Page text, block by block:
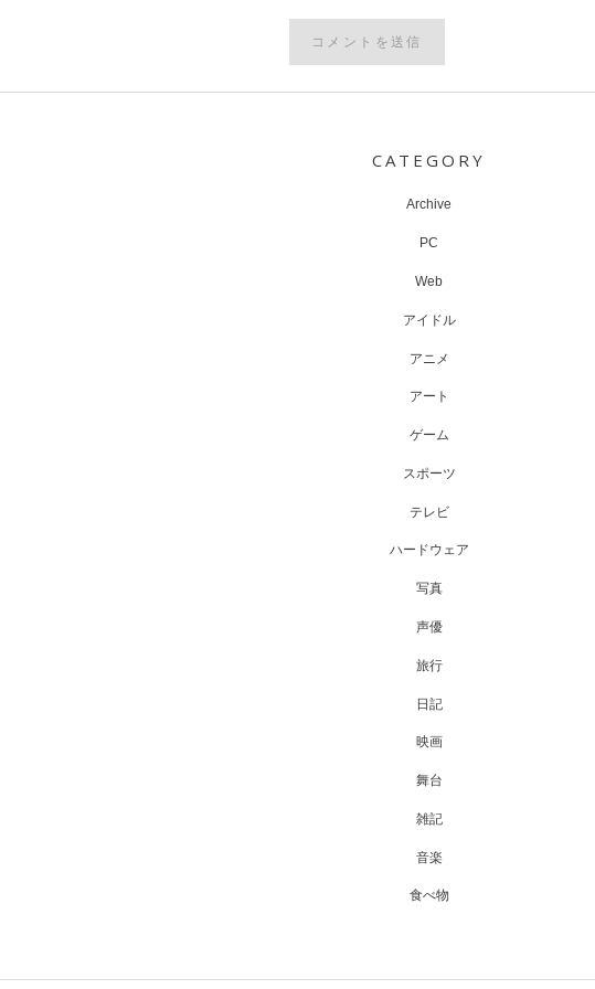
CATEGORY
Archive
PC
Web
アイドル
アニメ
アート
ゲーム
スポーツ
テレビ
ハードウェア
写真
声優
旅行
日記
映画
舞台
雑記
音楽
食べ物